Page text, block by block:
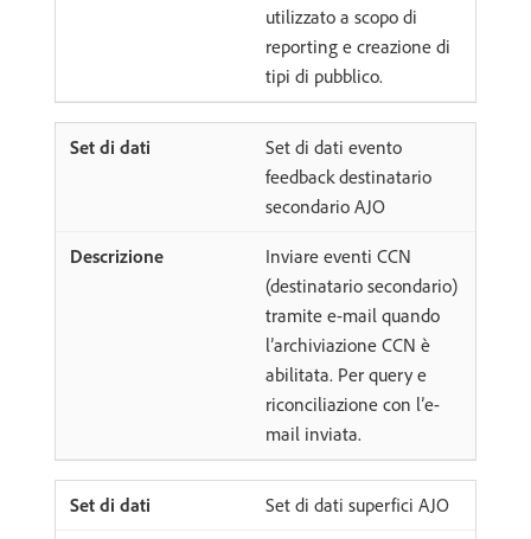
utilizzato a scopo di
reporting e creazione di
tipi di pubblico.
Set di dati evento
feedback destinatario
secondario AJO
Inviare eventi CCN
(destinatario secondario)
tramite e-mail quando
l’archiviazione CCN è
abilitata. Per query e
riconciliazione con l’e-
mail inviata.
Set di dati superfici AJO